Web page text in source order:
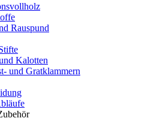
Rauspund
Kalotten
und Gratklammern